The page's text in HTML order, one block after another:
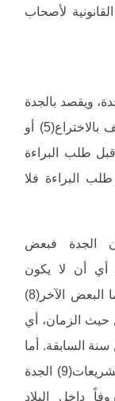
لأصحاب
ويقصد بالجدة
ألا يكون أحد قد سبق المخترع في التعريف بالاختراع(5) أو
طلب البراءة
البراءة فلا
الجدة فبعض
أي أن لا يكون
الاختراع معروفاً خلال العصور السابقة، أما البعض الآخر(8)
حيث الزمان، أي
السابقة. أما
من حيث المكان فلقد استلزمت غالبية التشريعات(9) الجدة
داخل البلاد